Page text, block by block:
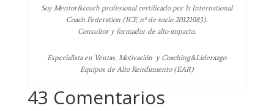
Soy Mentor&coach profesional certificado por la International
Coach Federation (ICF, nº de socio 20121083).
Consultor y formador de alto impacto.
Especialista en Ventas, Motivación y Coaching&Liderazgo
Equipos de Alto Rendimiento (EAR)
43 Comentarios